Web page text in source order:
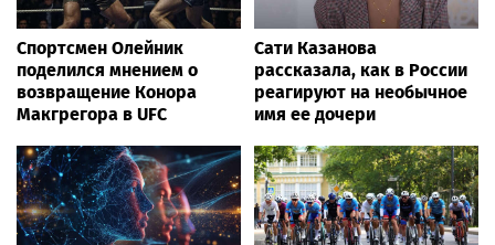
Спортсмен Олейник
поделился мнением о
возвращение Конора
Макгрегора в UFC
Сати Казанова
рассказала, как в России
реагируют на необычное
имя ее дочери